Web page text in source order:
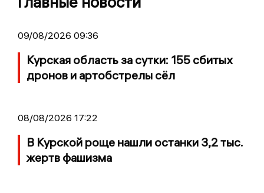
09/08/2026 09:36
Курская область за сутки: 155 сбитых
дронов и артобстрелы сёл
08/08/2026 17:22
В Курской роще нашли останки 3,2 тыс.
жертв фашизма